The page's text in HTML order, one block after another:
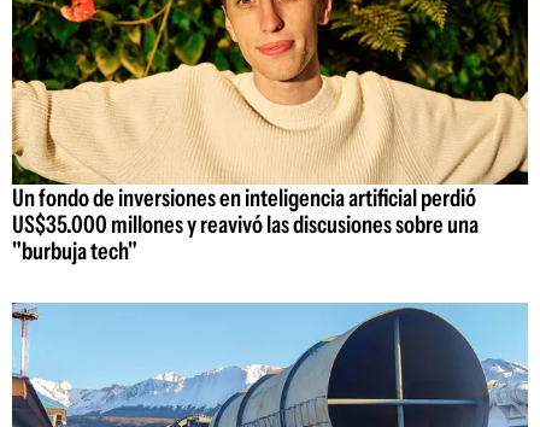
Un fondo de inversiones en inteligencia artificial perdió
US$35.000 millones y reavivó las discusiones sobre una
"burbuja tech"